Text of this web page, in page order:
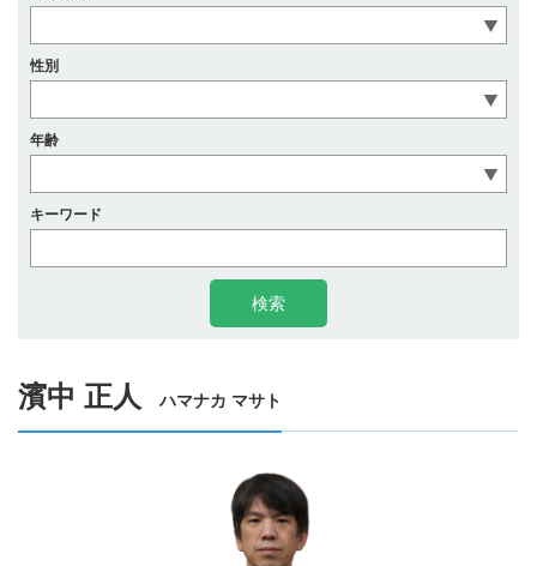
性別
年齢
キーワード
濱中 正人 ハマナカ マサト